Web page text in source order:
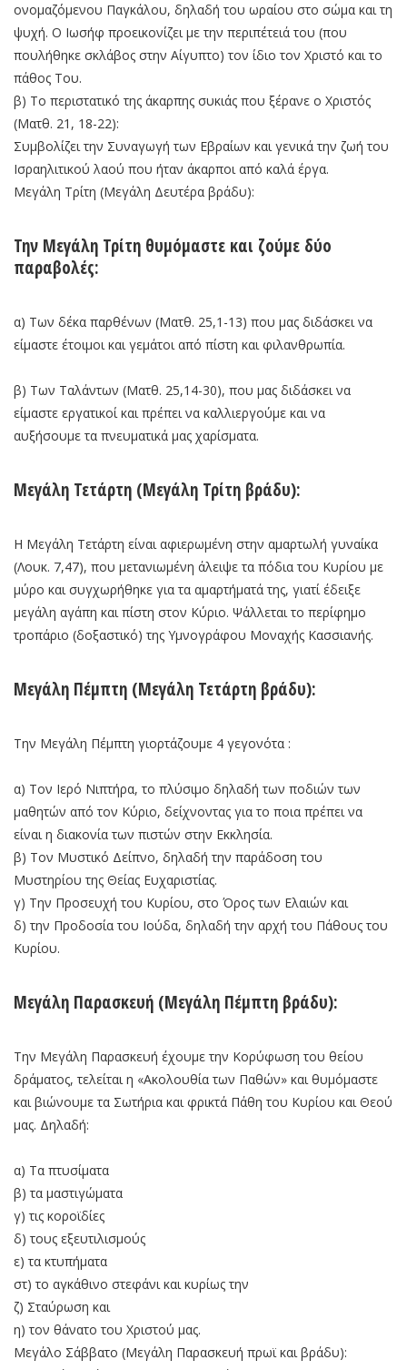
ονομαζόμενου Παγκάλου, δηλαδή του ωραίου στο σώμα και τη
ψυχή. Ο Ιωσήφ προεικονίζει με την περιπέτειά του (που
πουλήθηκε σκλάβος στην Αίγυπτο) τον ίδιο τον Χριστό και το
πάθος Του.
β) Το περιστατικό της άκαρπης συκιάς που ξέρανε ο Χριστός
(Ματθ. 21, 18-22):
Συμβολίζει την Συναγωγή των Εβραίων και γενικά την ζωή του
Ισραηλιτικού λαού που ήταν άκαρποι από καλά έργα.
Μεγάλη Τρίτη (Μεγάλη Δευτέρα βράδυ):
Την Μεγάλη Τρίτη θυμόμαστε και ζούμε δύο
παραβολές:
α) Των δέκα παρθένων (Ματθ. 25,1-13) που μας διδάσκει να
είμαστε έτοιμοι και γεμάτοι από πίστη και φιλανθρωπία.
β) Των Ταλάντων (Ματθ. 25,14-30), που μας διδάσκει να
είμαστε εργατικοί και πρέπει να καλλιεργούμε και να
αυξήσουμε τα πνευματικά μας χαρίσματα.
Μεγάλη Τετάρτη (Μεγάλη Τρίτη βράδυ):
Η Μεγάλη Τετάρτη είναι αφιερωμένη στην αμαρτωλή γυναίκα
(Λουκ. 7,47), που μετανιωμένη άλειψε τα πόδια του Κυρίου με
μύρο και συγχωρήθηκε για τα αμαρτήματά της, γιατί έδειξε
μεγάλη αγάπη και πίστη στον Κύριο. Ψάλλεται το περίφημο
τροπάριο (δοξαστικό) της Υμνογράφου Μοναχής Κασσιανής.
Μεγάλη Πέμπτη (Μεγάλη Τετάρτη βράδυ):
Την Μεγάλη Πέμπτη γιορτάζουμε 4 γεγονότα :
α) Τον Ιερό Νιπτήρα, το πλύσιμο δηλαδή των ποδιών των
μαθητών από τον Κύριο, δείχνοντας για το ποια πρέπει να
είναι η διακονία των πιστών στην Εκκλησία.
β) Τον Μυστικό Δείπνο, δηλαδή την παράδοση του
Μυστηρίου της Θείας Ευχαριστίας.
γ) Την Προσευχή του Κυρίου, στο Όρος των Ελαιών και
δ) την Προδοσία του Ιούδα, δηλαδή την αρχή του Πάθους του
Κυρίου.
Μεγάλη Παρασκευή (Μεγάλη Πέμπτη βράδυ):
Την Μεγάλη Παρασκευή έχουμε την Κορύφωση του θείου
δράματος, τελείται η «Ακολουθία των Παθών» και θυμόμαστε
και βιώνουμε τα Σωτήρια και φρικτά Πάθη του Κυρίου και Θεού
μας. Δηλαδή:
α) Τα πτυσίματα
β) τα μαστιγώματα
γ) τις κοροϊδίες
δ) τους εξευτιλισμούς
ε) τα κτυπήματα
στ) το αγκάθινο στεφάνι και κυρίως την
ζ) Σταύρωση και
η) τον θάνατο του Χριστού μας.
Μεγάλο Σάββατο (Μεγάλη Παρασκευή πρωϊ και βράδυ):